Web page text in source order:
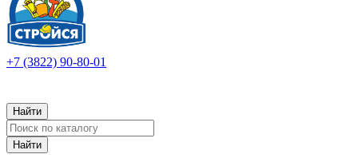
+7 (3822) 90-80-01